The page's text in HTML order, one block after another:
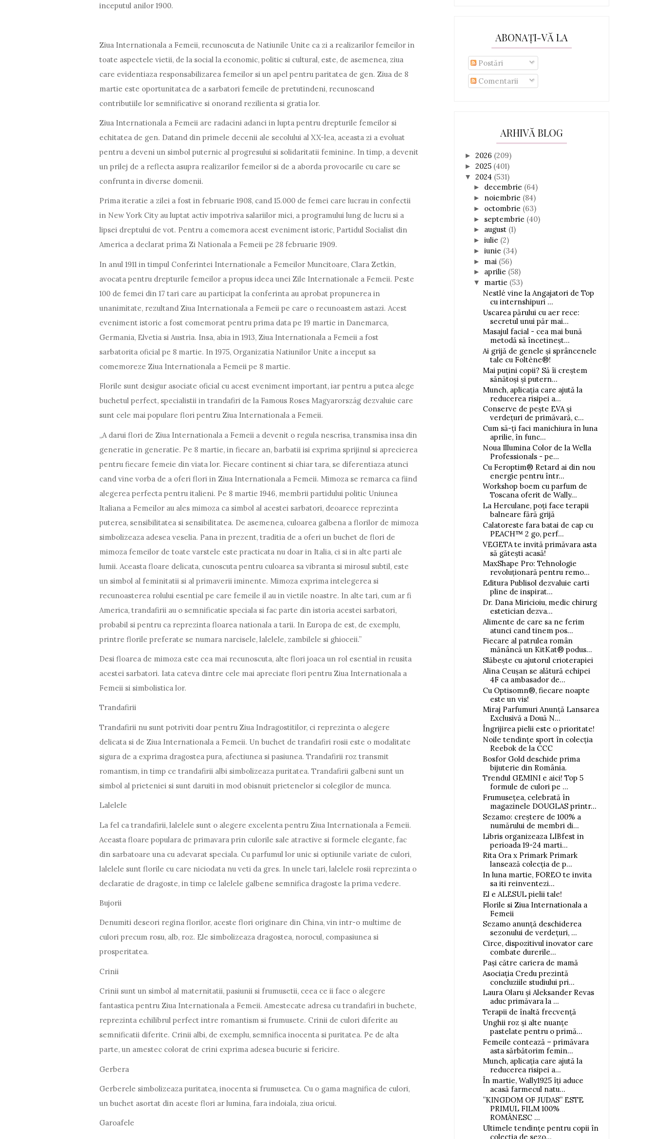
inceputul anilor 1900.
Ziua Internationala a Femeii, recunoscuta de Natiunile Unite ca zi a realizarilor femeilor in
toate aspectele vietii, de la social la economic, politic si cultural, este, de asemenea, ziua
care evidentiaza responsabilizarea femeilor si un apel pentru paritatea de gen. Ziua de 8
martie este oportunitatea de a sarbatori femeile de pretutindeni, recunoscand
contributiile lor semnificative si onorand rezilienta si gratia lor.
Ziua Internationala a Femeii are radacini adanci in lupta pentru drepturile femeilor si
echitatea de gen. Datand din primele decenii ale secolului al XX-lea, aceasta zi a evoluat
pentru a deveni un simbol puternic al progresului si solidaritatii feminine. In timp, a devenit
un prilej de a reflecta asupra realizarilor femeilor si de a aborda provocarile cu care se
confrunta in diverse domenii.
Prima iteratie a zilei a fost in februarie 1908, cand 15.000 de femei care lucrau in confectii
in New York City au luptat activ impotriva salariilor mici, a programului lung de lucru si a
lipsei dreptului de vot. Pentru a comemora acest eveniment istoric, Partidul Socialist din
America a declarat prima Zi Nationala a Femeii pe 28 februarie 1909.
In anul 1911 in timpul Conferintei Internationale a Femeilor Muncitoare, Clara Zetkin,
avocata pentru drepturile femeilor a propus ideea unei Zile Internationale a Femeii. Peste
100 de femei din 17 tari care au participat la conferinta au aprobat propunerea in
unanimitate, rezultand Ziua Internationala a Femeii pe care o recunoastem astazi. Acest
eveniment istoric a fost comemorat pentru prima data pe 19 martie in Danemarca,
Germania, Elvetia si Austria. Insa, abia in 1913, Ziua Internationala a Femeii a fost
sarbatorita oficial pe 8 martie. In 1975, Organizatia Natiunilor Unite a inceput sa
comemoreze Ziua Internationala a Femeii pe 8 martie.
Florile sunt desigur asociate oficial cu acest eveniment important, iar pentru a putea alege
buchetul perfect, specialistii in trandafiri de la Famous Roses Magyarország dezvaluie care
sunt cele mai populare flori pentru Ziua Internationala a Femeii.
„A darui flori de Ziua Internationala a Femeii a devenit o regula nescrisa, transmisa insa din
generatie in generatie. Pe 8 martie, in fiecare an, barbatii isi exprima sprijinul si aprecierea
pentru fiecare femeie din viata lor. Fiecare continent si chiar tara, se diferentiaza atunci
cand vine vorba de a oferi flori in Ziua Internationala a Femeii. Mimoza se remarca ca fiind
alegerea perfecta pentru italieni. Pe 8 martie 1946, membrii partidului politic Uniunea
Italiana a Femeilor au ales mimoza ca simbol al acestei sarbatori, deoarece reprezinta
puterea, sensibilitatea si sensibilitatea. De asemenea, culoarea galbena a florilor de mimoza
simbolizeaza adesea veselia. Pana in prezent, traditia de a oferi un buchet de flori de
mimoza femeilor de toate varstele este practicata nu doar in Italia, ci si in alte parti ale
lumii. Aceasta floare delicata, cunoscuta pentru culoarea sa vibranta si mirosul subtil, este
un simbol al feminitatii si al primaverii iminente. Mimoza exprima intelegerea si
recunoasterea rolului esential pe care femeile il au in vietile noastre. In alte tari, cum ar fi
America, trandafirii au o semnificatie speciala si fac parte din istoria acestei sarbatori,
probabil si pentru ca reprezinta floarea nationala a tarii. In Europa de est, de exemplu,
printre florile preferate se numara narcisele, lalelele, zambilele si ghioceii.”
Desi floarea de mimoza este cea mai recunoscuta, alte flori joaca un rol esential in reusita
acestei sarbatori. Iata cateva dintre cele mai apreciate flori pentru Ziua Internationala a
Femeii si simbolistica lor.
Trandafirii
Trandafirii nu sunt potriviti doar pentru Ziua Indragostitilor, ci reprezinta o alegere
delicata si de Ziua Internationala a Femeii. Un buchet de trandafiri rosii este o modalitate
sigura de a exprima dragostea pura, afectiunea si pasiunea. Trandafirii roz transmit
romantism, in timp ce trandafirii albi simbolizeaza puritatea. Trandafirii galbeni sunt un
simbol al prieteniei si sunt daruiti in mod obisnuit prietenelor si colegilor de munca.
Lalelele
La fel ca trandafirii, lalelele sunt o alegere excelenta pentru Ziua Internationala a Femeii.
Aceasta floare populara de primavara prin culorile sale atractive si formele elegante, fac
din sarbatoare una cu adevarat speciala. Cu parfumul lor unic si optiunile variate de culori,
lalelele sunt florile cu care niciodata nu veti da gres. In unele tari, lalelele rosii reprezinta o
declaratie de dragoste, in timp ce lalelele galbene semnifica dragoste la prima vedere.
Bujorii
Denumiti deseori regina florilor, aceste flori originare din China, vin intr-o multime de
culori precum rosu, alb, roz. Ele simbolizeaza dragostea, norocul, compasiunea si
prosperitatea.
Crinii
Crinii sunt un simbol al maternitatii, pasiunii si frumusetii, ceea ce ii face o alegere
fantastica pentru Ziua Internationala a Femeii. Amestecate adresa cu trandafiri in buchete,
reprezinta echilibrul perfect intre romantism si frumusete. Crinii de culori diferite au
semnificatii diferite. Crinii albi, de exemplu, semnifica inocenta si puritatea. Pe de alta
parte, un amestec colorat de crini exprima adesea bucurie si fericire.
Gerbera
Gerberele simbolizeaza puritatea, inocenta si frumusetea. Cu o gama magnifica de culori,
un buchet asortat din aceste flori ar lumina, fara indoiala, ziua oricui.
Garoafele
ABONAȚI-VĂ LA
Postări
Comentarii
ARHIVĂ BLOG
► 2026 (209)
► 2025 (401)
▼ 2024 (531)
► decembrie (64)
► noiembrie (84)
► octombrie (63)
► septembrie (40)
► august (1)
► iulie (2)
► iunie (34)
► mai (56)
► aprilie (58)
▼ martie (53)
Nestlé vine la Angajatori de Top
cu internshipuri ...
Uscarea părului cu aer rece:
secretul unui păr mai...
Masajul facial - cea mai bună
metodă să încetineșt...
Ai grijă de genele și sprâncenele
tale cu Foltène®!
Mai puțini copii? Să îi creștem
sănătoși și putern...
Munch, aplicația care ajută la
reducerea risipei a...
Conserve de pește EVA și
verdețuri de primăvară, c...
Cum să-ți faci manichiura în luna
aprilie, în func...
Noua Illumina Color de la Wella
Professionals - pe...
Cu Feroptim® Retard ai din nou
energie pentru într...
Workshop boem cu parfum de
Toscana oferit de Wally...
La Herculane, poți face terapii
balneare fără grijă
Calatoreste fara batai de cap cu
PEACH™ 2 go, perf...
VEGETA te invită primăvara asta
să gătești acasă!
MaxShape Pro: Tehnologie
revoluționară pentru remo...
Editura Publisol dezvaluie carti
pline de inspirat...
Dr. Dana Miricioiu, medic chirurg
estetician dezva...
Alimente de care sa ne ferim
atunci cand tinem pos...
Fiecare al patrulea român
mănâncă un KitKat® podus...
Slăbește cu ajutorul crioterapiei
Alina Ceușan se alătură echipei
4F ca ambasador de...
Cu Optisomn®, fiecare noapte
este un vis!
Miraj Parfumuri Anunță Lansarea
Exclusivă a Două N...
Îngrijirea pielii este o prioritate!
Noile tendințe sport în colecția
Reebok de la CCC
Bosfor Gold deschide prima
bijuterie din România.
Trendul GEMINI e aici! Top 5
formule de culori pe ...
Frumusețea, celebrată în
magazinele DOUGLAS printr...
Sezamo: creștere de 100% a
numărului de membri di...
Libris organizeaza LIBfest in
perioada 19-24 marti...
Rita Ora x Primark Primark
lansează colecția de p...
In luna martie, FOREO te invita
sa iti reinventezi...
El e ALESUL pielii tale!
Florile si Ziua Internationala a
Femeii
Sezamo anunță deschiderea
sezonului de verdețuri, ...
Circe, dispozitivul inovator care
combate durerile...
Pași către cariera de mamă
Asociația Credu prezintă
concluziile studiului pri...
Laura Olaru și Aleksander Revas
aduc primăvara la ...
Terapii de înaltă frecvență
Unghii roz și alte nuanțe
pastelate pentru o primă...
Femeile contează – primăvara
asta sărbătorim femin...
Munch, aplicația care ajută la
reducerea risipei a...
În martie, Wally1925 îți aduce
acasă farmecul natu...
”KINGDOM OF JUDAS” ESTE
PRIMUL FILM 100%
ROMÂNESC ...
Ultimele tendințe pentru copii în
colecția de sezo...